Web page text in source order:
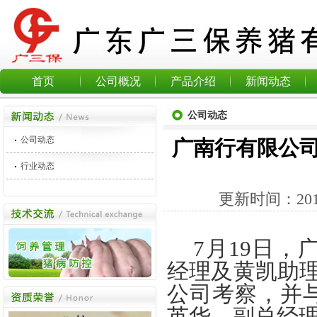
首页 公司概况 产品介绍 新闻动态
公司动态
行业动态
公司动态
广南行有限公
更新时间：
7 月 19 日
，
经理及黄凯助
公司考察，并